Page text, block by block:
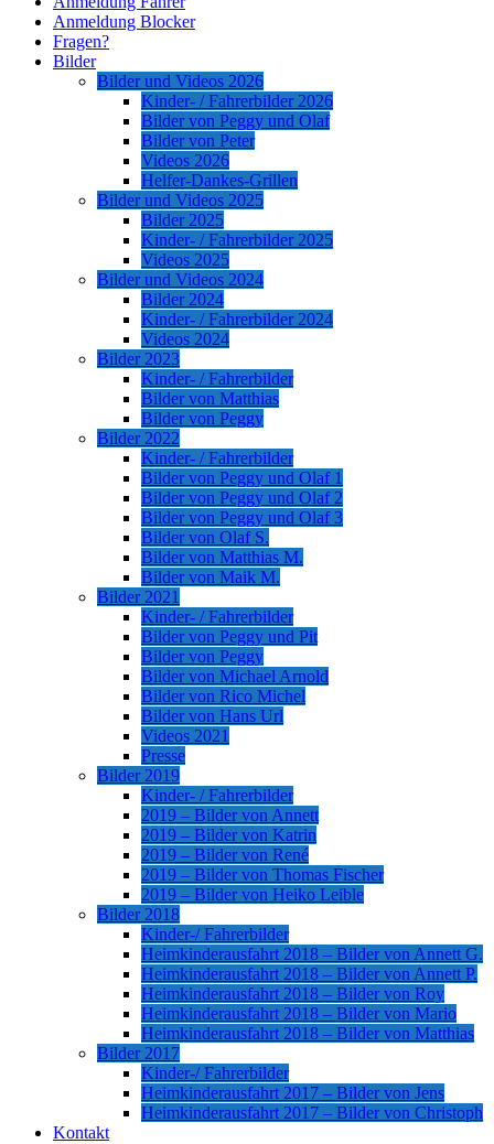
Anmeldung Blocker
Fragen?
Bilder
Bilder und Videos 2026
Kinder- / Fahrerbilder 2026
Bilder von Peggy und Olaf
Bilder von Peter
Videos 2026
Helfer-Dankes-Grillen
Bilder und Videos 2025
Bilder 2025
Kinder- / Fahrerbilder 2025
Videos 2025
Bilder und Videos 2024
Bilder 2024
Kinder- / Fahrerbilder 2024
Videos 2024
Bilder 2023
Kinder- / Fahrerbilder
Bilder von Matthias
Bilder von Peggy
Bilder 2022
Kinder- / Fahrerbilder
Bilder von Peggy und Olaf 1
Bilder von Peggy und Olaf 2
Bilder von Peggy und Olaf 3
Bilder von Olaf S.
Bilder von Matthias M.
Bilder von Maik M.
Bilder 2021
Kinder- / Fahrerbilder
Bilder von Peggy und Pit
Bilder von Peggy
Bilder von Michael Arnold
Bilder von Rico Michel
Bilder von Hans Url
Videos 2021
Presse
Bilder 2019
Kinder- / Fahrerbilder
2019 – Bilder von Annett
2019 – Bilder von Katrin
2019 – Bilder von René
2019 – Bilder von Thomas Fischer
2019 – Bilder von Heiko Leible
Bilder 2018
Kinder-/ Fahrerbilder
Heimkinderausfahrt 2018 – Bilder von Annett G.
Heimkinderausfahrt 2018 – Bilder von Annett P.
Heimkinderausfahrt 2018 – Bilder von Roy
Heimkinderausfahrt 2018 – Bilder von Mario
Heimkinderausfahrt 2018 – Bilder von Matthias
Bilder 2017
Kinder-/ Fahrerbilder
Heimkinderausfahrt 2017 – Bilder von Jens
Heimkinderausfahrt 2017 – Bilder von Christoph
Kontakt